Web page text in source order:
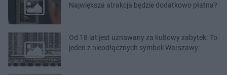
Największa atrakcja będzie dodatkowo płatna?
Od 18 lat jest uznawany za kultowy zabytek. To
jeden z nieodłącznych symboli Warszawy